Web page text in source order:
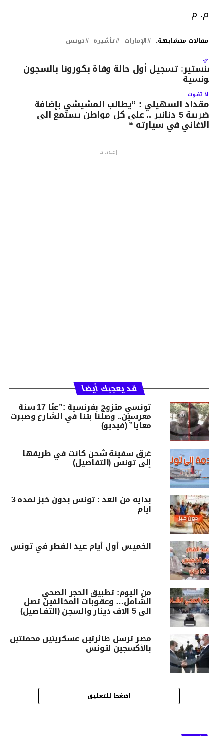
م. م
مقالات متشابهة: الإمارات تأشيرة تونس
تسجيل أول حالة وفاة بكورونا بالسجون
لا تفوت
مقداد السهيلي : “يطالب المشيشي بإضافة
ضريبة 5 دنانير .. على كل مواطن يستمع الى
الاغاني في سيارته “
إعلانات
قد يعجبك أيضا
تونسي متزوج بفرنسية :”عنّا 17 سنة
معرسين.. وصلنا بتنا في الشارع وصبرت
معايا” (فيديو)
غرق سفينة شحن كانت في طريقها
إلى تونس (التفاصيل)
بداية من الغد : تونس بدون خبز لمدة 3
ايام
الخميس أول أيام عيد الفطر في تونس
من اليوم: تطبيق الحجر الصحي
الشامل… وعقوبات المخالفين تصل
الى 5 الاف دينار والسجن (التفـاصيل)
مصر ترسل طائرتين عسكريتين محملتين
بالأكسجين لتونس
اضغط للتعليق